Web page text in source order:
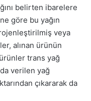
belirten ibarelere
göre bu yağın
veya
alınan ürünün
trans yağ
verilen yağ
çıkararak da